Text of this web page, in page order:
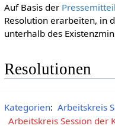
Auf Basis der
Resolution erarbeiten, in
unterhalb des
Resolutionen
Kategorien: Arbeitskreis
Arbeitskreis Session der